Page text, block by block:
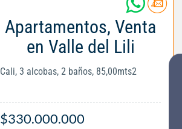
Apartamentos, Venta
en Valle del Lili
Cali, 3 alcobas, 2 baños, 85,00mts2
$330.000.000